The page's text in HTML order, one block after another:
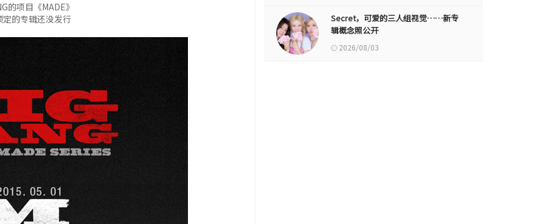
的项目《MADE》
定的专辑还没发行
Secret，可爱的三人组视觉……新专
辑概念照公开
2026/08/03